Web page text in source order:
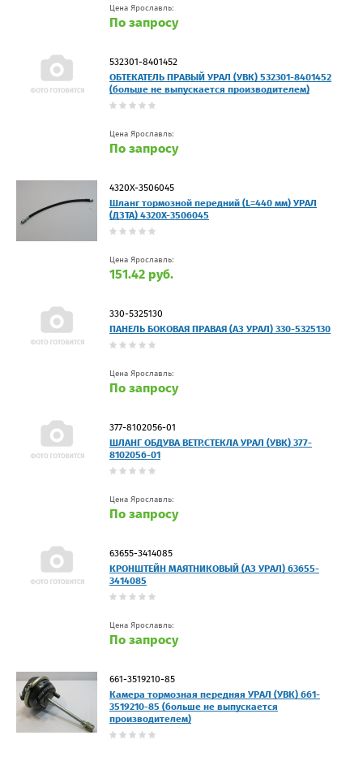
Цена Ярославль:
По запросу
532301-8401452
ОБТЕКАТЕЛЬ ПРАВЫЙ УРАЛ (УВК) 532301-8401452
(больше не выпускается производителем)
Цена Ярославль:
По запросу
4320Х-3506045
Шланг тормозной передний (L=440 мм) УРАЛ
(ДЗТА) 4320Х-3506045
Цена Ярославль:
151.42 руб.
330-5325130
ПАНЕЛЬ БОКОВАЯ ПРАВАЯ (АЗ УРАЛ) 330-5325130
Цена Ярославль:
По запросу
377-8102056-01
ШЛАНГ ОБДУВА ВЕТР.СТЕКЛА УРАЛ (УВК) 377-
8102056-01
Цена Ярославль:
По запросу
63655-3414085
КРОНШТЕЙН МАЯТНИКОВЫЙ (АЗ УРАЛ) 63655-
3414085
Цена Ярославль:
По запросу
661-3519210-85
Камера тормозная передняя УРАЛ (УВК) 661-
3519210-85 (больше не выпускается
производителем)